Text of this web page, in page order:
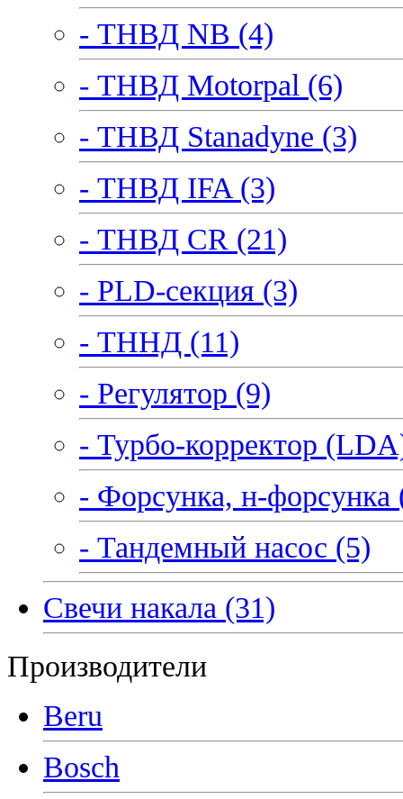
- ТНВД NB (4)
- ТНВД Motorpal (6)
- ТНВД Stanadyne (3)
- ТНВД IFA (3)
- ТНВД CR (21)
- PLD-секция (3)
- ТННД (11)
- Регулятор (9)
- Турбо-корректор
- Форсунка, н-форсунка
- Тандемный насос (5)
Свечи накала (31)
Производители
Beru
Bosch